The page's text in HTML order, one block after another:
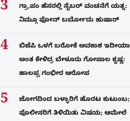
ಗ್ರಾ,ಪಂ ಹೆಸರಲ್ಲಿ ಸೈಬ‌ರ್ ವಂಚನೆಗೆ ಯತ್ನ:
ನಿಮ್ಗೂ ಫೋನ್​ ಬರ್ಬೋದು ಹುಷಾರ್​​
ಬಿಜೆಪಿ ಒಳಗೆ ಬರೋಕೆ ಅವಕಾಶ ಇದೀಯಾ
ಅಂತ ಕೇಳಿದ್ರ ಬೇಳೂರು ಗೋಪಾಲ ಕೃಷ್ಣ:
ಹಾಲಪ್ಪ ಗಂಭೀರ ಆರೋಪ
ಜೋಗದಿಂದ ಬಳ್ಳಾರಿಗೆ ಹೊರಟ ಕುಟುಂಬ;
ಪೊಲೀಸರಿಗೆ ತಿಳಿಯಿತು ವಿಷಯ; ಆಮೇಲೆ